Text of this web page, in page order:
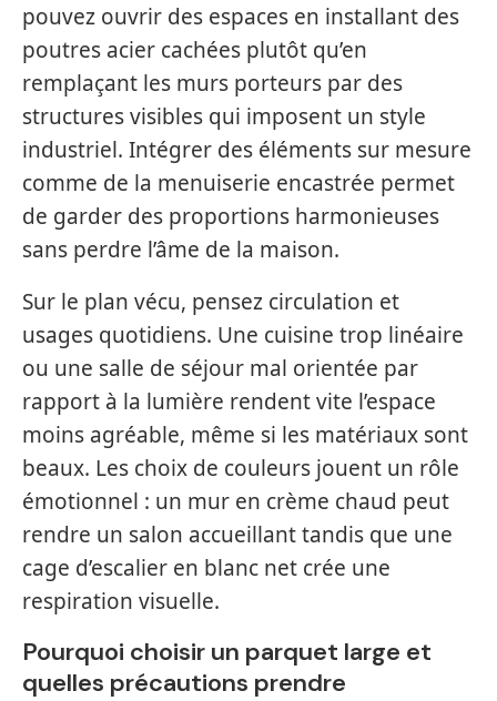
pouvez ouvrir des espaces en installant des
poutres acier cachées plutôt qu’en
remplaçant les murs porteurs par des
structures visibles qui imposent un style
industriel. Intégrer des éléments sur mesure
comme de la menuiserie encastrée permet
de garder des proportions harmonieuses
sans perdre l’âme de la maison.
Sur le plan vécu, pensez circulation et
usages quotidiens. Une cuisine trop linéaire
ou une salle de séjour mal orientée par
rapport à la lumière rendent vite l’espace
moins agréable, même si les matériaux sont
beaux. Les choix de couleurs jouent un rôle
émotionnel : un mur en crème chaud peut
rendre un salon accueillant tandis que une
cage d’escalier en blanc net crée une
respiration visuelle.
Pourquoi choisir un parquet large et
quelles précautions prendre